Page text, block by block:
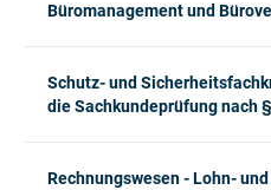
Büromanagement und
Schutz- und
die Sachkundeprüfung nach
Rechnungswesen - Lohn-